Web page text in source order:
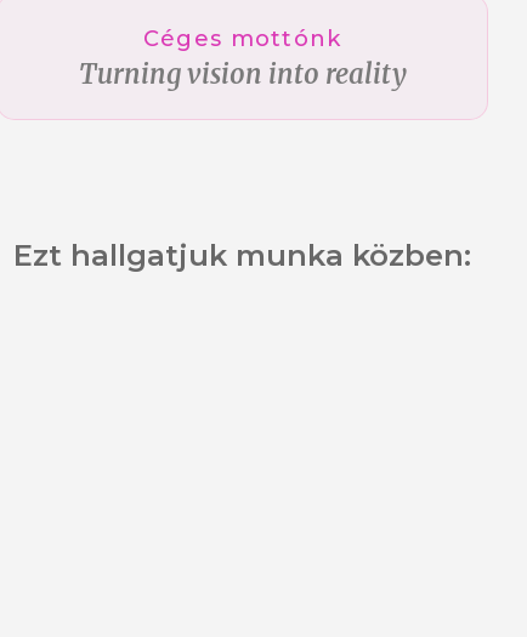
Céges mottónk
Turning vision into reality
Ezt hallgatjuk munka közben: